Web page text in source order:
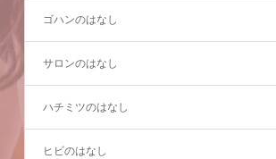
ゴハンのはなし
サロンのはなし
ハチミツのはなし
ヒビのはなし